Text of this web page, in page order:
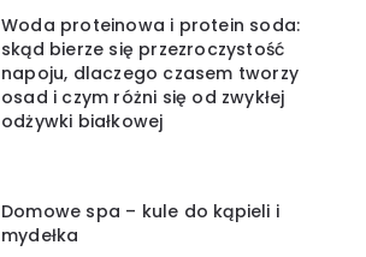
Woda proteinowa i protein soda:
skąd bierze się przezroczystość
napoju, dlaczego czasem tworzy
osad i czym różni się od zwykłej
odżywki białkowej
Domowe spa – kule do kąpieli i
mydełka